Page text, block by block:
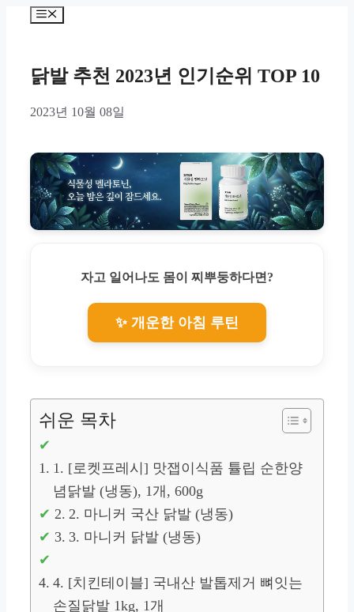
Menu
닭발 추천 2023년 인기순위 TOP 10
2023년 10월 08일
자고 일어나도 몸이 찌뿌둥하다면?
✨ 개운한 아침 루틴
쉬운 목차
1. [로켓프레시] 맛잽이식품 튤립 순한양
념닭발 (냉동), 1개, 600g
2. 마니커 국산 닭발 (냉동)
3. 마니커 닭발 (냉동)
4. [치킨테이블] 국내산 발톱제거 뼈잇는
손질닭발 1kg, 1개